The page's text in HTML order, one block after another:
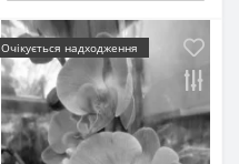
Очікується надходження